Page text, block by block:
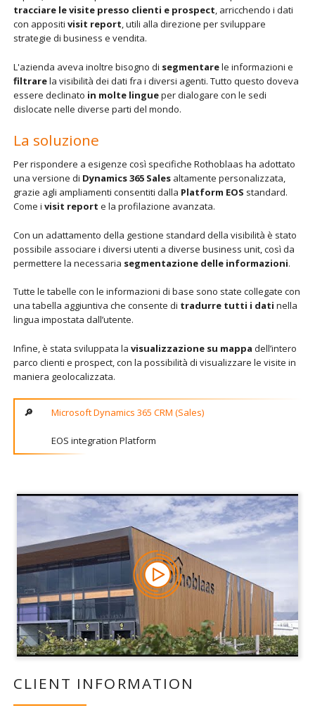
tracciare le visite presso clienti e prospect, arricchendo i dati
con appositi visit report, utili alla direzione per sviluppare
strategie di business e vendita.
L'azienda aveva inoltre bisogno di segmentarele informazioni e
filtrarela visibilità dei dati fra i diversi agenti. Tutto questo doveva
essere declinato in molte lingueper dialogare con le sedi
dislocate nelle diverse parti del mondo.
La soluzione
Per rispondere a esigenze così specifiche Rothoblaas ha adottato
una versione di Dynamics 365 Salesaltamente personalizzata,
grazie agli ampliamenti consentiti dalla Platform EOS standard.
Come i visit report e la profilazione avanzata.
Con un adattamento della gestione standard della visibilità è stato
possibile associare i diversi utenti a diverse business unit, così da
permettere la necessaria segmentazione delle informazioni.
Tutte le tabelle con le informazioni di base sono state collegate con
una tabella aggiuntiva che consente di tradurre tutti i dati nella
lingua impostata dall’utente.
Infine, è stata sviluppata la visualizzazione su mappa dell’intero
parco clienti e prospect, con la possibilità di visualizzare le visite in
maniera geolocalizzata.
Microsoft Dynamics 365 CRM (Sales)
EOS integration Platform
CLIENT INFORMATION